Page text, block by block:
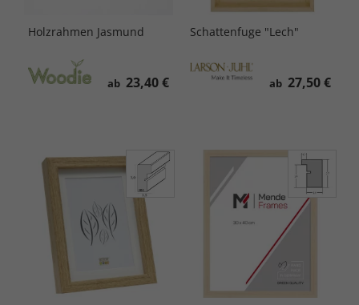
Holzrahmen Jasmund
ab 23,40 €
Schattenfuge "Lech"
ab 27,50 €